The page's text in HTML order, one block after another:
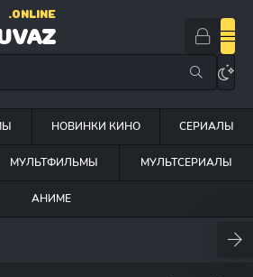
.ONLINE
НОВИНКИ КИНО СЕРИАЛЫ
МУЛЬТФИЛЬМЫ МУЛЬТСЕРИАЛЫ
АНИМЕ